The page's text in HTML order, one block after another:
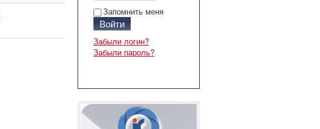
Запомнить меня
Войти
Забыли логин?
Забыли пароль?